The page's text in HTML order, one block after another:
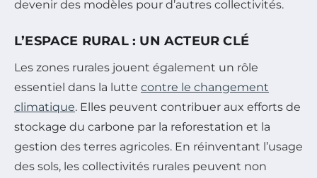
devenir des modèles pour d’autres collectivités.
L’ESPACE RURAL : UN ACTEUR CLÉ
Les zones rurales jouent également un rôle
essentiel dans la lutte contre le changement
climatique. Elles peuvent contribuer aux efforts de
stockage du carbone par la reforestation et la
gestion des terres agricoles. En réinventant l’usage
des sols, les collectivités rurales peuvent non